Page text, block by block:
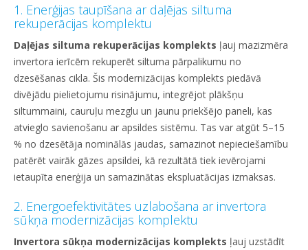
1. Enerģijas taupīšana ar daļējas siltuma
rekuperācijas komplektu
Daļējas siltuma rekuperācijas komplekts ļauj mazizmēra
invertora ierīcēm rekuperēt siltuma pārpalikumu no
dzesēšanas cikla. Šis modernizācijas komplekts piedāvā
divējādu pielietojumu risinājumu, integrējot plākšņu
siltummaini, cauruļu mezglu un jaunu priekšējo paneli, kas
atvieglo savienošanu ar apsildes sistēmu. Tas var atgūt 5–15
% no dzesētāja nominālās jaudas, samazinot nepieciešamību
patērēt vairāk gāzes apsildei, kā rezultātā tiek ievērojami
ietaupīta enerģija un samazinātas ekspluatācijas izmaksas.
2. Energoefektivitātes uzlabošana ar invertora
sūkņa modernizācijas komplektu
Invertora sūkņa modernizācijas komplekts ļauj uzstādīt